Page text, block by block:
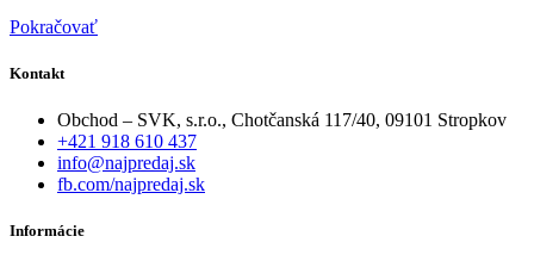
Pokračovať
Kontakt
Obchod – SVK, s.r.o., Chotčanská 117/40, 09101 Stropkov
+421 918 610 437
info@najpredaj.sk
fb.com/najpredaj.sk
Informácie